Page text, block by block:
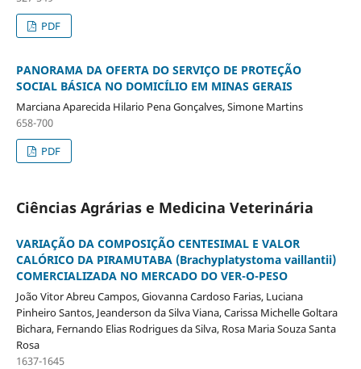
PDF
PANORAMA DA OFERTA DO SERVIÇO DE PROTEÇÃO
SOCIAL BÁSICA NO DOMICÍLIO EM MINAS GERAIS
Marciana Aparecida Hilario Pena Gonçalves, Simone Martins
658-700
PDF
Ciências Agrárias e Medicina Veterinária
VARIAÇÃO DA COMPOSIÇÃO CENTESIMAL E VALOR
CALÓRICO DA PIRAMUTABA (Brachyplatystoma vaillantii)
COMERCIALIZADA NO MERCADO DO VER-O-PESO
João Vitor Abreu Campos, Giovanna Cardoso Farias, Luciana
Pinheiro Santos, Jeanderson da Silva Viana, Carissa Michelle Goltara
Bichara, Fernando Elias Rodrigues da Silva, Rosa Maria Souza Santa
Rosa
1637-1645